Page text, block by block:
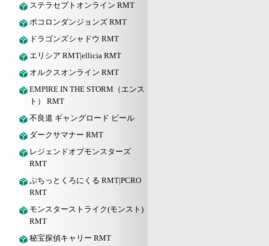
ステラセプトオンライン RMT
ポコロンダンジョンズ RMT
ドラゴンズシャドウ RMT
エリシア RMT|ellicia RMT
オルクスオンライン RMT
EMPIRE IN THE STORM（エンス
ト） RMT
不良道 ギャングロード ビール
ダークサマナー RMT
レジェンドオブモンスターズ
RMT
ぷちっとくろにくる RMT|PCRO
RMT
モンスターストライク(モンスト)
RMT
秘宝探偵キャリー RMT